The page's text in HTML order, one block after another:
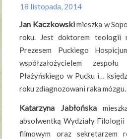
18 listopada, 2014
Jan Kaczkowskimieszka w
roku. Jest doktorem teologii
Prezesem Puckiego
współzałożycielem
Płażyńskiego w Pucku i…
roku zdiagnozowani raka mózgu.
Katarzyna Jabłońska
absolwentką Wydziały
filmowym oraz sekretarzem